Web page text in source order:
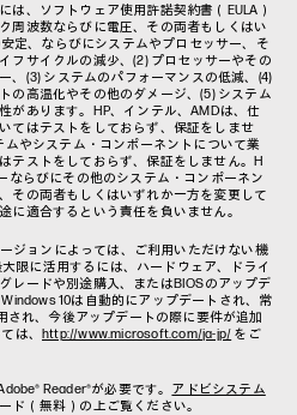
は、ソフトウェア使用許諾契約書（EULA）
周波数ならびに電圧、その両者もしくはい
定、ならびにシステムやプロセッサー、そ
フサイクルの減少、(2) プロセッサーやその
、(3) システムのパフォーマンスの低減、(4)
の高温化やその他のダメージ、(5) システム
があります。HP、インテル、AMDは、仕
てはテストをしておらず、保証をしませ
やシステム・コンポーネントについて業
テストをしておらず、保証をしません。H
ならびにその他のシステム・コンポーネン
その両者もしくはいずれか一方を変更して
に適合するという責任を負いません。
ジョンによっては、ご利用いただけない機
限に活用するには、ハードウェア、ドライ
レードや別途購入、またはBIOSのアップデ
10は自動的にアップデートされ、常
され、今後アップデートの際に要件が追加
は、 http://www.microsoft.com/ja-jp/ をご
Reader®が必要です。 アドビシステム
ド（無料）の上ご覧ください。